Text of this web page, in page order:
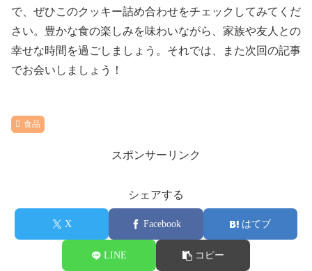
で、ぜひこのクッキー詰め合わせをチェックしてみてくだ
さい。豊かな食の楽しみを味わいながら、家族や友人との
幸せな時間を過ごしましょう。それでは、また次回の記事
でお会いしましょう！
食品
スポンサーリンク
シェアする
X Facebook はてブ
LINE コピー